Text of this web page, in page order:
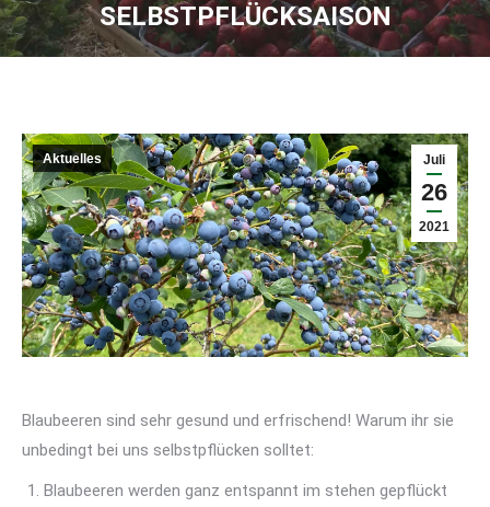
SELBSTPFLÜCKSAISON
Sie befinden sich hier:
Juli
26
2021
Aktuelles
Blaubeeren sind sehr gesund und erfrischend! Warum ihr sie
unbedingt bei uns selbstpflücken solltet:
Blaubeeren werden ganz entspannt im stehen gepflückt